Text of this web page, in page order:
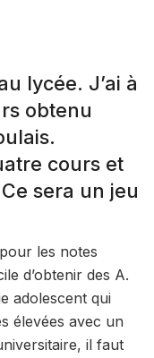
lycée. J’ai à
obtenu
cours et
sera un jeu
les notes
d’obtenir des A.
adolescent qui
élevées avec un
il faut